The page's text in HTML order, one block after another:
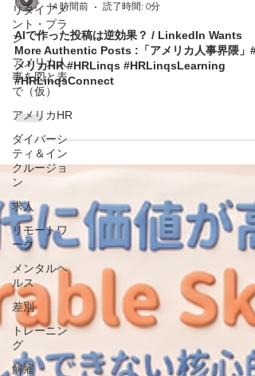
リタイアメ
ント・プラ
ン
アメリカ人
事を図と表
で（仮）
アメリカHR
ダイバーシ
ティ＆イン
クルージョ
ン
求人
リモートワ
ーク
メンタルヘ
ルス
差別
トレーニン
グ
解雇
榊原 将/HR Linqs, Inc.
14 時間前
読了時間: 0分
AIで作った投稿は逆効果？ / LinkedIn Wants
More Authentic Posts :「アメリカ人事界隈」#
メリカHR #HRLinqs #HRLinqsLearning
#HRLinqsConnect